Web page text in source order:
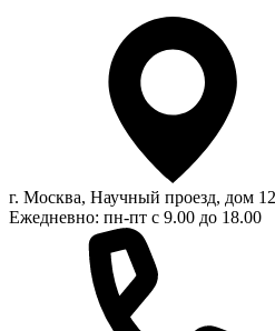
г. Москва, Научный проезд, дом
Ежедневно: пн-пт с 9.00 до 18.00